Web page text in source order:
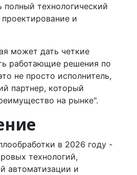
полный технологический
и
может дать четкие
работающие решения по
не просто исполнитель,
партнер, который
на рынке".
в 2026 году -
технологий,
автоматизации и